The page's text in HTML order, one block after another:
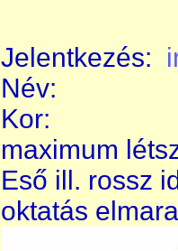
Jelentkezés:
Név:
Kor:
maximum
Eső ill. rossz
oktatás